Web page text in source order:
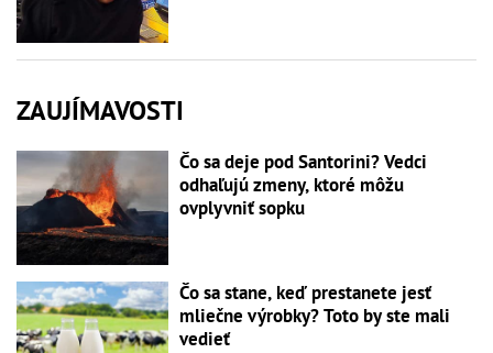
ZAUJÍMAVOSTI
Čo sa deje pod Santorini? Vedci
odhaľujú zmeny, ktoré môžu
ovplyvniť sopku
Čo sa stane, keď prestanete jesť
mliečne výrobky? Toto by ste mali
vedieť